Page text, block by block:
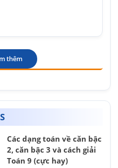
thêm
Các dạng toán về căn bậc
2, căn bậc 3 và cách giải
Toán 9 (cực hay)